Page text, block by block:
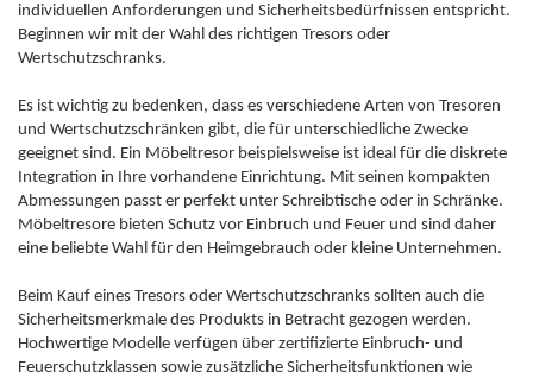
individuellen Anforderungen und Sicherheitsbedürfnissen entspricht.
Beginnen wir mit der Wahl des richtigen Tresors oder
Wertschutzschranks.
Es ist wichtig zu bedenken, dass es verschiedene Arten von Tresoren
und Wertschutzschränken gibt, die für unterschiedliche Zwecke
geeignet sind. Ein Möbeltresor beispielsweise ist ideal für die diskrete
Integration in Ihre vorhandene Einrichtung. Mit seinen kompakten
Abmessungen passt er perfekt unter Schreibtische oder in Schränke.
Möbeltresore bieten Schutz vor Einbruch und Feuer und sind daher
eine beliebte Wahl für den Heimgebrauch oder kleine Unternehmen.
Beim Kauf eines Tresors oder Wertschutzschranks sollten auch die
Sicherheitsmerkmale des Produkts in Betracht gezogen werden.
Hochwertige Modelle verfügen über zertifizierte Einbruch- und
Feuerschutzklassen sowie zusätzliche Sicherheitsfunktionen wie